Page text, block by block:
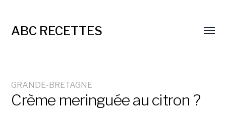
ABC RECETTES
GRANDE-BRETAGNE
Crème meringuée au citron ?